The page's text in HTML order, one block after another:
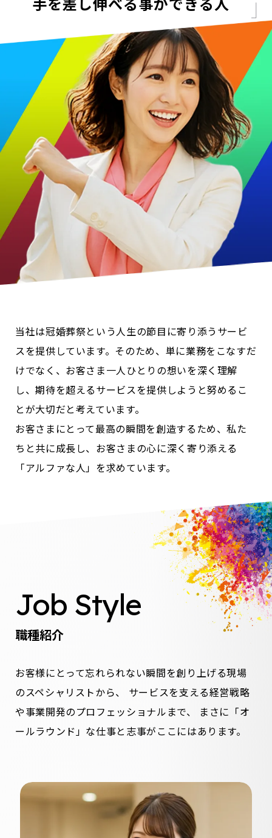
当社は冠婚葬祭という人生の節目に寄り添うサービ
スを提供しています。そのため、単に業務をこなすだ
けでなく、お客さま一人ひとりの想いを深く理解
し、期待を超えるサービスを提供しようと努めるこ
とが大切だと考えています。
お客さまにとって最高の瞬間を創造するため、私た
ちと共に成長し、お客さまの心に深く寄り添える
「アルファな人」を求めています。
Job Style
職種紹介
お客様にとって忘れられない瞬間を創り上げる現場
のスペシャリストから、
サービスを支える経営戦略
や事業開発のプロフェッショナルまで、
まさに「オ
ールラウンド」な仕事と志事がここにはあります。